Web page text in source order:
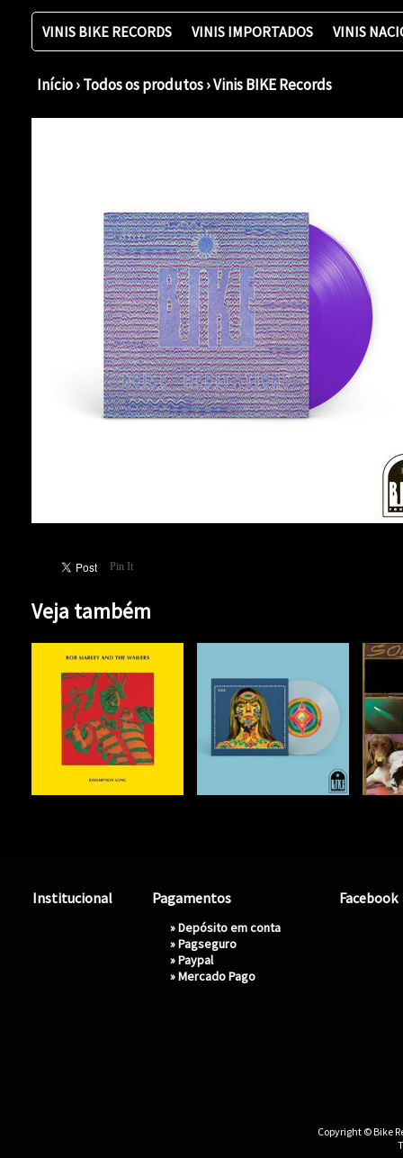
VINIS BIKE RECORDS VINIS IMPORTADOS VINIS
Início›Todos os produtos›Vinis BIKE Records
Pin It
Veja também
Institucional Pagamentos
» Depósito em conta
»Pagseguro
»Paypal
»Mercado Pago
Facebook
Copyright © Bike